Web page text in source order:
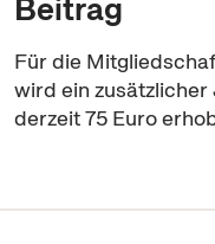
Beitrag
Für die
wird ein
derzeit 75 Euro